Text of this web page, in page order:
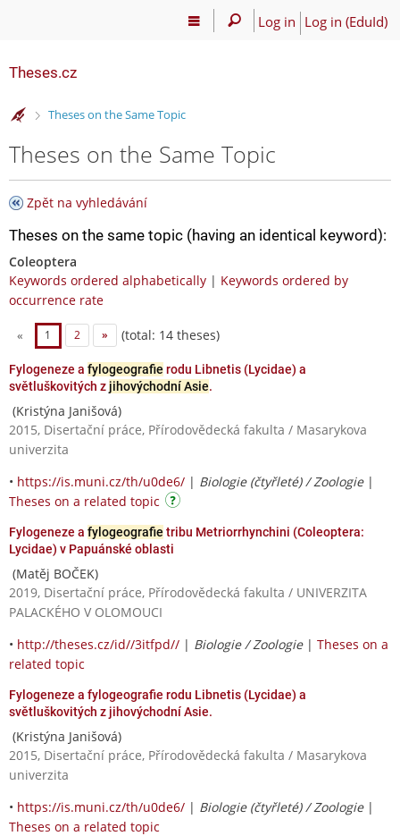
Log in Log in (EduId)
Theses.cz
>
Theses on the Same Topic
Theses on the Same Topic
Zpět na vyhledávání
Theses on the same topic (having an identical keyword):
Coleoptera
Keywords ordered alphabetically | Keywords ordered by
occurrence rate
« 1 2 » (total: 14 theses)
Fylogeneze a fylogeografie rodu Libnetis (Lycidae) a
světluškovitých z jihovýchodní Asie.
(Kristýna Janišová)
2015, Disertační práce, Přírodovědecká fakulta / Masarykova
univerzita
• https://is.muni.cz/th/u0de6/ | Biologie (čtyřleté) / Zoologie|
Theses on a related topic
Fylogeneze a fylogeografie tribu Metriorrhynchini (Coleoptera:
Lycidae) v Papuánské oblasti
(Matěj BOČEK)
2019, Disertační práce, Přírodovědecká fakulta / UNIVERZITA
PALACKÉHO V OLOMOUCI
• http://theses.cz/id//3itfpd// | Biologie / Zoologie| Theses on a
related topic
Fylogeneze a fylogeografie rodu Libnetis (Lycidae) a
světluškovitých z jihovýchodní Asie.
(Kristýna Janišová)
2015, Disertační práce, Přírodovědecká fakulta / Masarykova
univerzita
• https://is.muni.cz/th/u0de6/ | Biologie (čtyřleté) / Zoologie|
Theses on a related topic